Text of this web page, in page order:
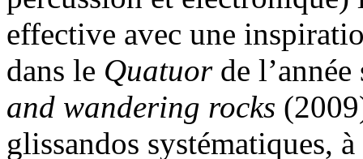
effective avec une
dans le Quatuor de
and wandering rocks
glissandos systématiques,